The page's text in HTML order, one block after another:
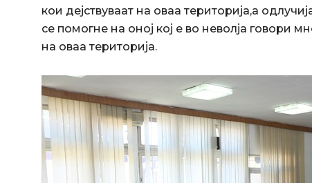
кои дејствуваат на оваа територија,а
се помогне на оној кој е во неволја говори
на оваа територија.